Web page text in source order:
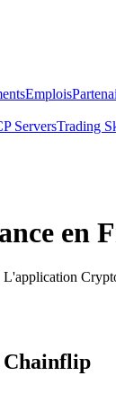
Emplois
ServersTrading
en
Chainflip